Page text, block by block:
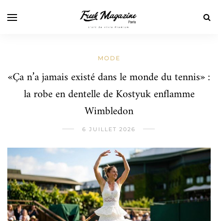
MODE
«Ça n’a jamais existé dans le monde du tennis» :
la robe en dentelle de Kostyuk enflamme
Wimbledon
6 JUILLET 2026